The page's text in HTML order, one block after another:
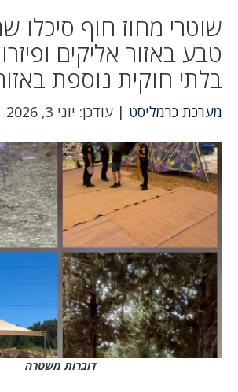
שוטרי מחוז חוף סיכלו
טבע באזור אליקים
בלתי חוקית נוספת
מערכת כרמליסט | עודכן: יוני 3, 2026
דוברות משטרה